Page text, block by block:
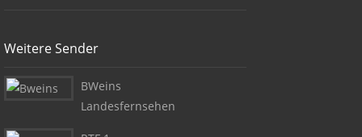
Weitere Sender
BWeins
Landesfernsehen